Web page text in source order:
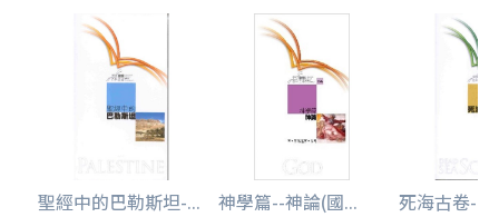
聖經中的巴勒斯坦-... 神學篇--神論(國... 死海古卷--